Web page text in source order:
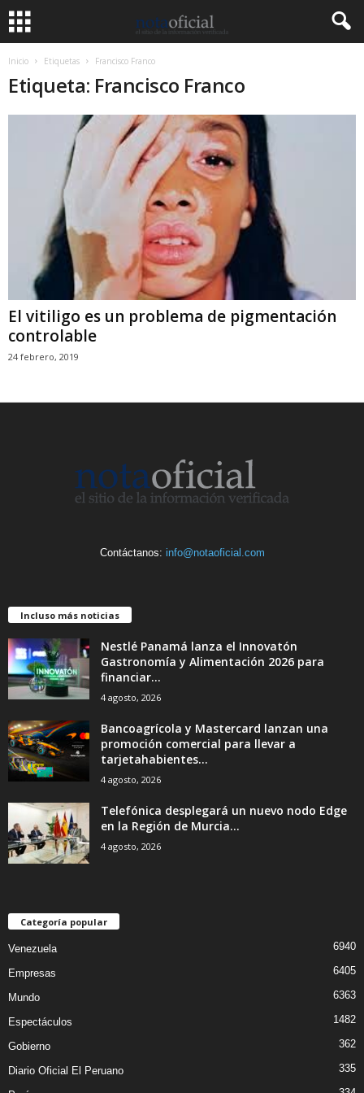
Inicio Etiquetas Francisco Franco
Etiqueta: Francisco Franco
El vitiligo es un problema de pigmentación
controlable
24 febrero, 2019
Contáctanos: info@notaoficial.com
Incluso más noticias
Nestlé Panamá lanza el Innovatón
Gastronomía y Alimentación 2026 para
financiar...
4 agosto, 2026
Bancoagrícola y Mastercard lanzan una
promoción comercial para llevar a
tarjetahabientes...
4 agosto, 2026
Telefónica desplegará un nuevo nodo Edge
en la Región de Murcia...
4 agosto, 2026
Categoría popular
Venezuela 6940
Empresas 6405
Mundo 6363
Espectáculos 1482
Gobierno 362
Diario Oficial El Peruano 335